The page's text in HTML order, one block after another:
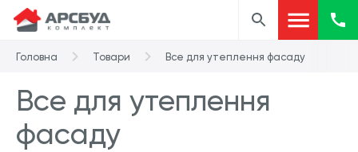
Головна Товари Все для утеплення фасаду
Все для утеплення
фасаду